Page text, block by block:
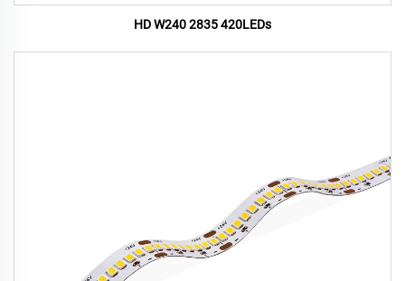
HD W240 2835 420LEDs